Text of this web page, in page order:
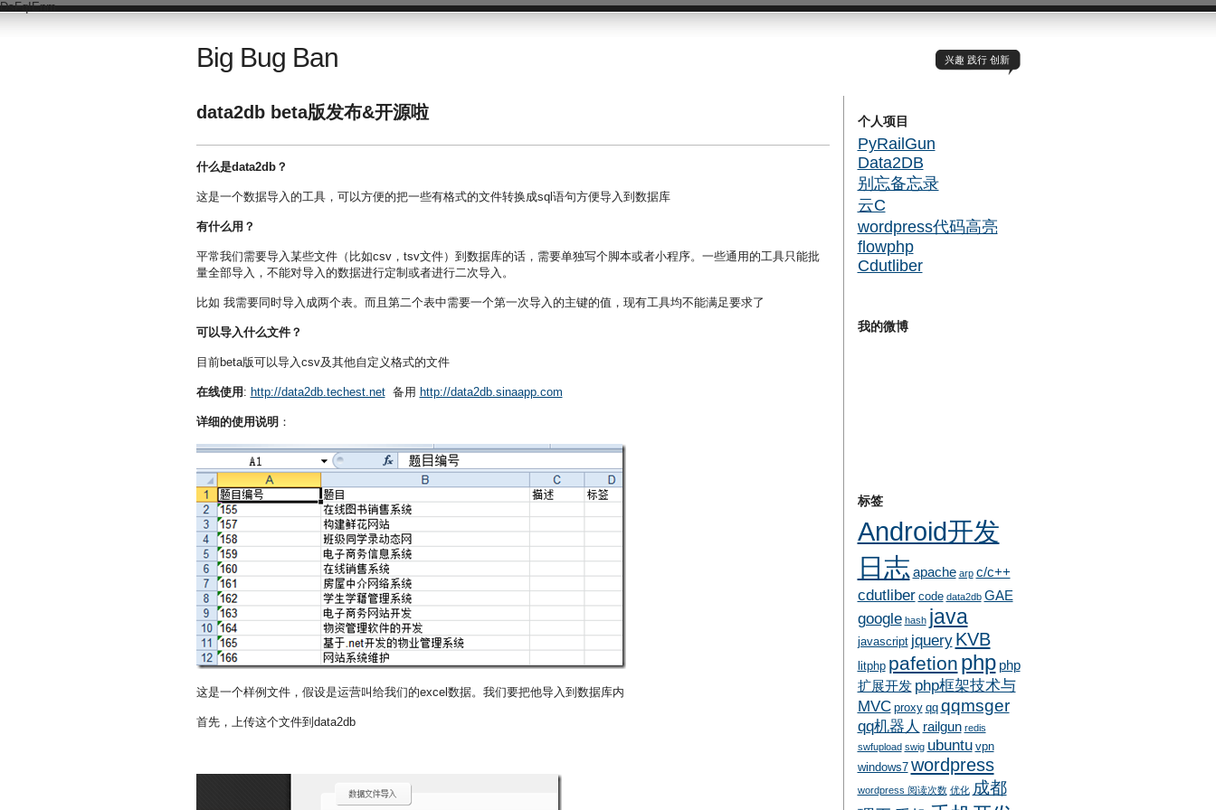
DsFqIEnm
Big Bug Ban 兴趣 践行 创新
data2db beta版发布&开源啦
什么是data2db？
这是一个数据导入的工具，可以方便的把一些有格式的文件转换成sql语句方便导入到数据库
有什么用？
平常我们需要导入某些文件（比如csv，tsv文件）到数据库的话，需要单独写个脚本或者小程序。一些通用的工具只能批
量全部导入，不能对导入的数据进行定制或者进行二次导入。
比如 我需要同时导入成两个表。而且第二个表中需要一个第一次导入的主键的值，现有工具均不能满足要求了
可以导入什么文件？
目前beta版可以导入csv及其他自定义格式的文件
在线使用 : http://data2db.techest.net备用 http://data2db.sinaapp.com
详细的使用说明 ：
这是一个样例文件，假设是运营叫给我们的excel数据。我们要把他导入到数据库内
首先，上传这个文件到data2db
个人项目
PyRailGun
Data2DB
别忘备忘录
云C
wordpress代码高亮
flowphp
Cdutliber
我的微博
标签
Android开发
日志 apache arp c/c++
cdutliber code data2db GAE
google hash java
javascript jquery KVB
litphp pafetion php php
扩展开发 php框架技术与
MVC proxy qq qqmsger
qq机器人 railgun redis
swfupload swig ubuntu vpn
windows7 wordpress
wordpress 阅读次数 优化 成都